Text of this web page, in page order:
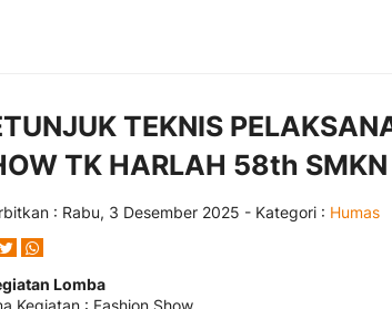
TEKNIS
TK HARLAH 58th SMKN
: Rabu, 3 Desember 2025 - Kategori : Humas
Lomba
Kegiatan : Fashion Show